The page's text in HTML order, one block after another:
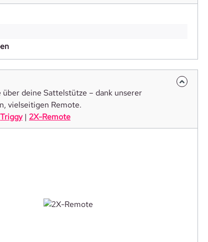
deine Sattelstütze – dank unserer
vielseitigen Remote.
Triggy| 2X-Remote